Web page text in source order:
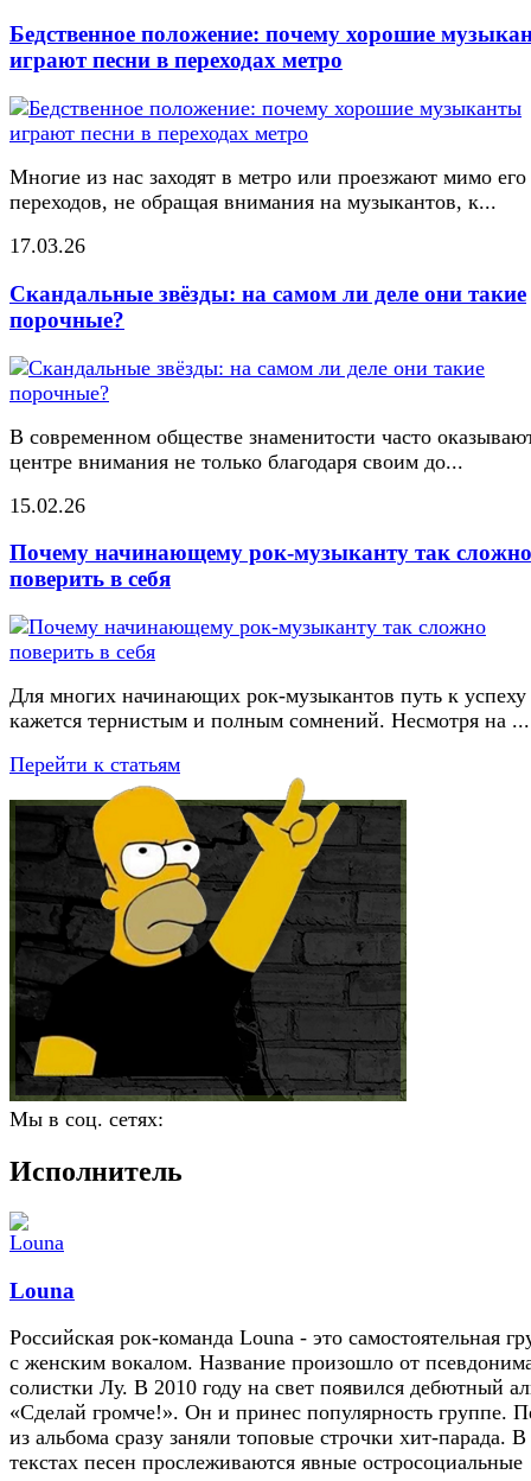
Бедственное положение: почему хорошие
играют песни в переходах метро
Многие из нас заходят в метро или проезжают мимо его
переходов, не обращая внимания на музыкантов, к...
17.03.26
Скандальные звёзды: на самом ли деле они такие
порочные?
В современном обществе знаменитости часто
центре внимания не только благодаря своим до...
15.02.26
Почему начинающему рок-музыканту так сложно
поверить в себя
Для многих начинающих рок-музыкантов путь к успеху
кажется тернистым и полным сомнений. Несмотря на ...
Перейти к статьям
Мы в соц. сетях:
Исполнитель
Louna
Российская рок-команда Louna - это самостоятельная
с женским вокалом. Название произошло от
солистки Лу. В 2010 году на свет появился дебютный
«Сделай громче!». Он и принес популярность группе.
из альбома сразу заняли топовые строчки хит-парада. В
текстах песен прослеживаются явные остроcоциальные